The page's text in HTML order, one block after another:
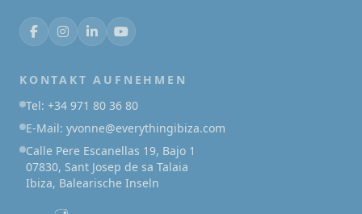
KONTAKT AUFNEHMEN
Tel: +34 971 80 36 80
E-Mail: yvonne@everythingibiza.com
Calle Pere Escanellas 19, Bajo 1
07830, Sant Josep de sa Talaia
Ibiza, Balearische Inseln